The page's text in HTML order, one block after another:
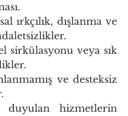
ırkçılık, dışlanma ve
sirkülasyonu veya sık
ve desteksiz
duyulan hizmetlerin